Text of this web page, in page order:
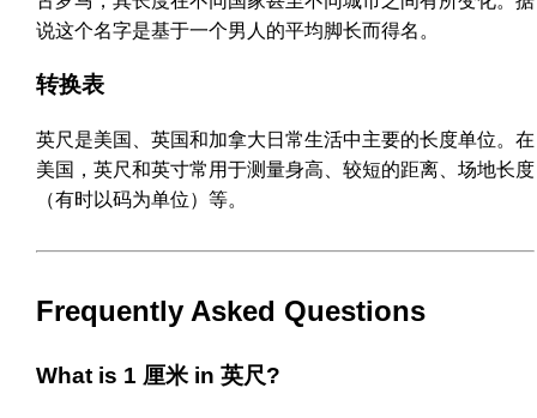
说这个名字是基于一个男人的平均脚长而得名。
转换表
英尺是美国、英国和加拿大日常生活中主要的长度单位。在
美国，英尺和英寸常用于测量身高、较短的距离、场地长度
（有时以码为单位）等。
Frequently Asked Questions
What is 1 厘米 in 英尺?